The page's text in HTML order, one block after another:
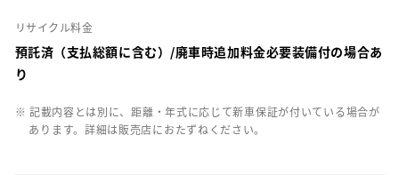
リサイクル料金
預託済（支払総額に含む）/廃車時追加料金必要装備付の場合あ
り
※ 記載内容とは別に、距離・年式に応じて新車保証が付いている場合が
あります。詳細は販売店におたずねください。